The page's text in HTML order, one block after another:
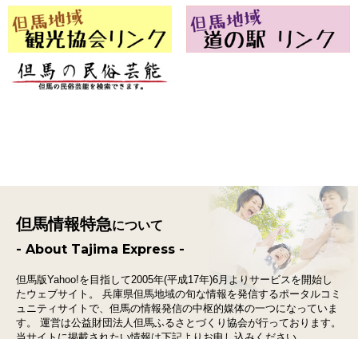
但馬情報特急について
- About Tajima Express -
但馬版Yahoo!を目指して2005年(平成17年)6月よりサービスを開始し
たウェブサイト。
兵庫県但馬地域の旬な情報を発信するポータルコミ
ュニティサイトで、 但馬の情報発信の中枢的媒体の一つになっていま
す。
運営は公益財団法人但馬ふるさとづくり協会が行っております。